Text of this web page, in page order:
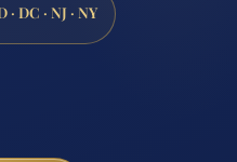
· DC · NJ · NY